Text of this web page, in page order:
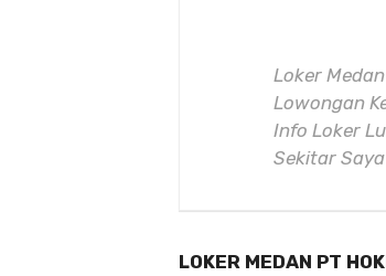
Loker
Lowongan
Info Loker
Sekitar
LOKER MEDAN PT